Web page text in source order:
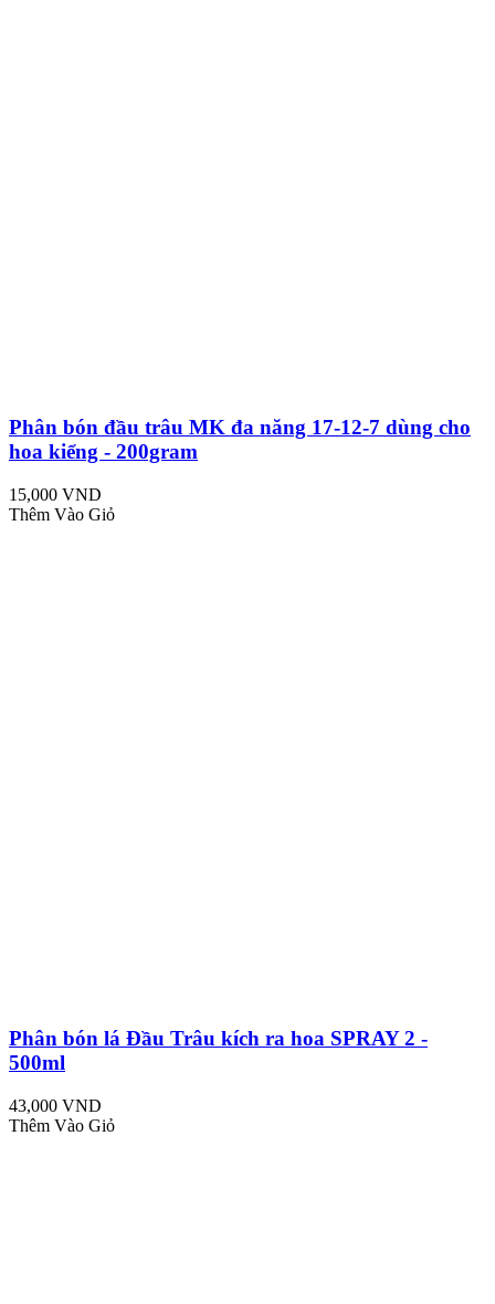
Phân bón đầu trâu MK đa năng 17-12-7 dùng cho
hoa kiểng - 200gram
15,000 VND
Thêm Vào Giỏ
Phân bón lá Đầu Trâu kích ra hoa SPRAY 2 -
500ml
43,000 VND
Thêm Vào Giỏ